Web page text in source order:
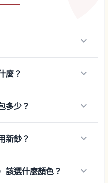
keyboard_arrow_down
麼？ keyboard_arrow_down
多少？ keyboard_arrow_down
新鈔？ keyboard_arrow_down
該選什麼顏色？ keyboard_arrow_down